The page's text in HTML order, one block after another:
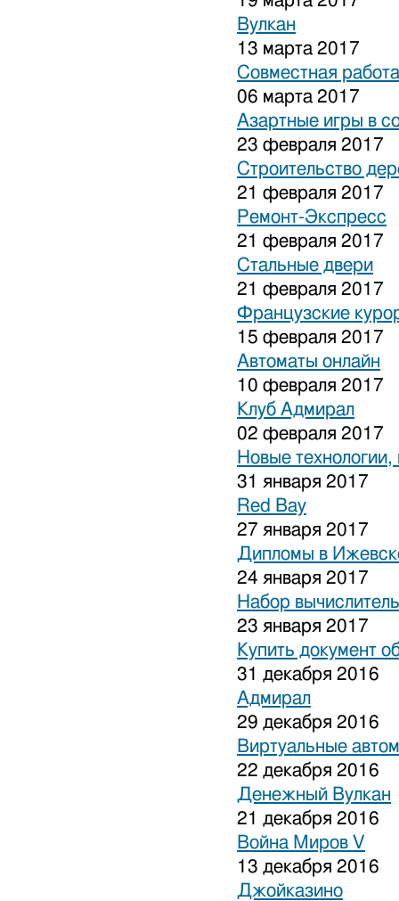
Вулкан
13 марта 2017
Совместная
06 марта 2017
Азартные игры в
23 февраля 2017
Строительство
21 февраля 2017
Ремонт-Экспресс
21 февраля 2017
Стальные двери
21 февраля 2017
Французские
15 февраля 2017
Автоматы онлайн
10 февраля 2017
Клуб Адмирал
02 февраля 2017
Новые
31 января 2017
Red Bay
27 января 2017
Дипломы в
24 января 2017
Набор
23 января 2017
Купить документ
31 декабря 2016
Адмирал
29 декабря 2016
Виртуальные
22 декабря 2016
Денежный Вулкан
21 декабря 2016
Война Миров V
13 декабря 2016
Джойказино